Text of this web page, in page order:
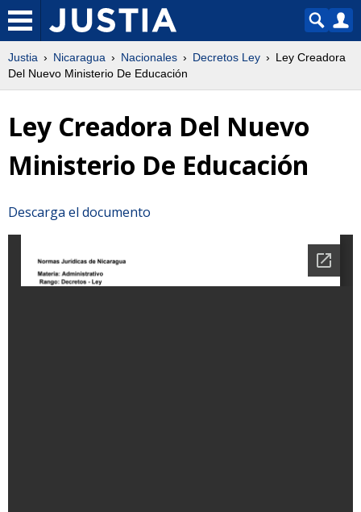
Justia Nicaragua Nacionales Decretos Ley
Ley Creadora
Del Nuevo Ministerio De Educación
Ley Creadora Del Nuevo
Ministerio De Educación
Descarga el documento